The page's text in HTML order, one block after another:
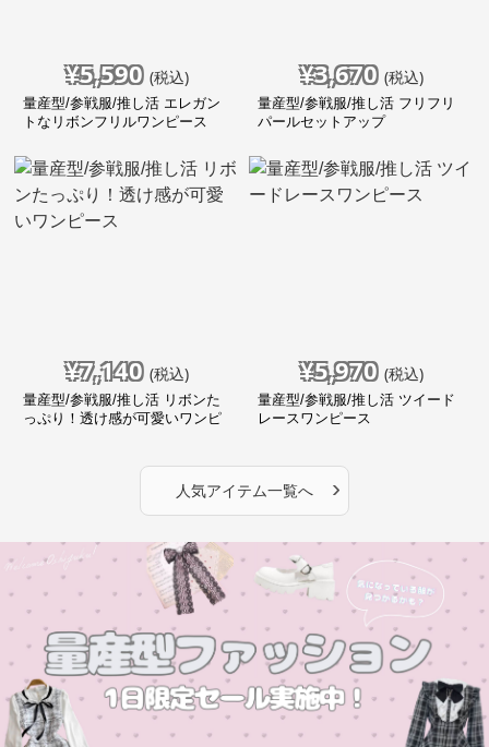
¥5,590 (税込)
量産型/参戦服/推し活 エレガン
トなリボンフリルワンピース
¥3,670 (税込)
量産型/参戦服/推し活 フリフリ
パールセットアップ
¥7,140 (税込)
量産型/参戦服/推し活 リボンた
っぷり！透け感が可愛いワンピ
¥5,970 (税込)
量産型/参戦服/推し活 ツイード
レースワンピース
人気アイテム一覧へ ›